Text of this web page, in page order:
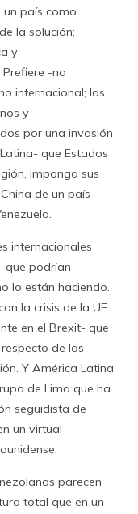
país como
la solución;
y
-no
internacional; las
y
por una invasión
que Estados
imponga sus
de un país
internacionales
que podrían
lo están haciendo.
la crisis de la UE
en el Brexit- que
de las
Y América Latina
de Lima que ha
seguidista de
un virtual
parecen
total que en un